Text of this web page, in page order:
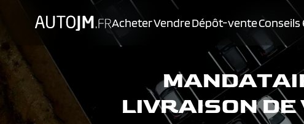
AcheterVendreDépôt-venteConseils
LIVRAISON